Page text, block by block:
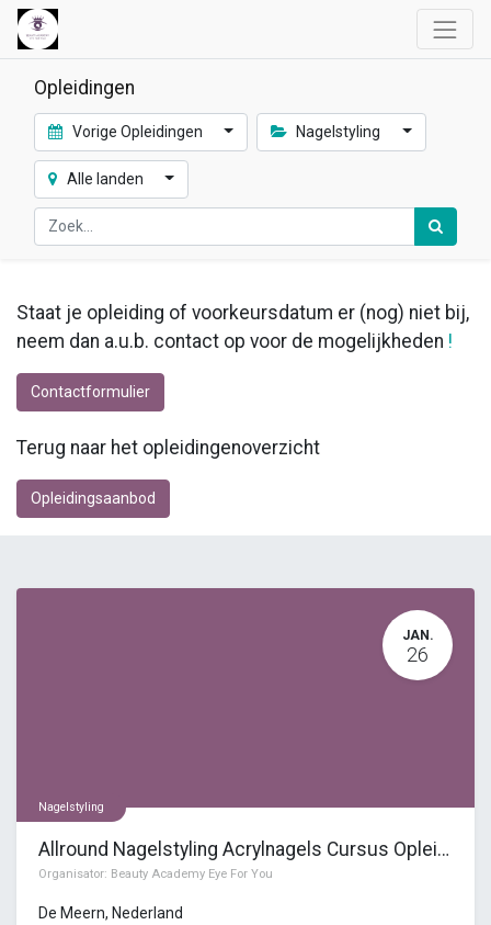
Opleidingen
Vorige Opleidingen Nagelstyling
Alle landen
Staat je opleiding of voorkeursdatum er (nog) niet bij,
neem dan a.u.b. contact op voor de mogelijkheden !
Contactformulier
Terug naar het opleidingenoverzicht
Opleidingsaanbod
JAN.
26
Nagelstyling
Allround Nagelstyling Acrylnagels Cursus Opleiding (7 dagen)
Organisator: Beauty Academy Eye For You
De Meern, Nederland